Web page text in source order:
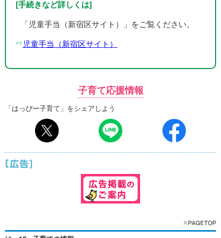
[手続きなど詳しくは]
「児童手当（新宿区サイト）」をご覧ください。
児童手当（新宿区サイト）
子育て応援情報
「はっぴー子育て」をシェアしよう